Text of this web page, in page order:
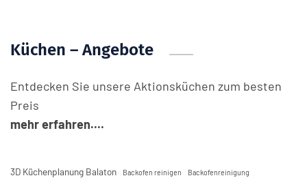
Küchen – Angebote
Entdecken Sie unsere Aktionsküchen zum besten
Preis
mehr erfahren....
3D Küchenplanung Balaton Backofen reinigen Backofenreinigung